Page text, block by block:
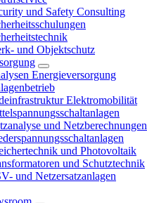
und Safety Consulting
und Objektschutz
Energieversorgung
Elektromobilität
und Netzberechnungen
und Photovoltaik
und Schutztechnik
und Netzersatzanlagen